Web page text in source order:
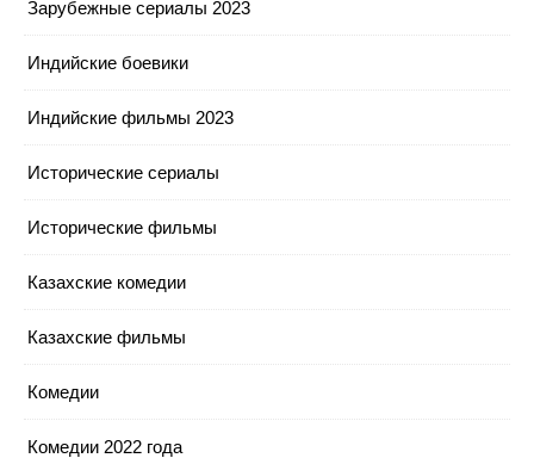
Зарубежные сериалы 2023
Индийские боевики
Индийские фильмы 2023
Исторические сериалы
Исторические фильмы
Казахские комедии
Казахские фильмы
Комедии
Комедии 2022 года